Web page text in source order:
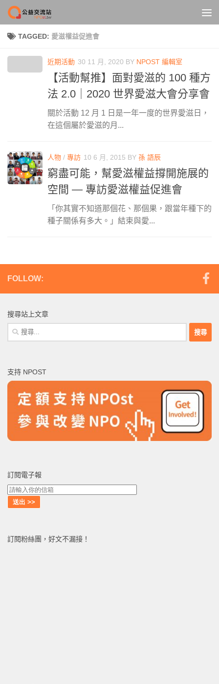
Skip to content
TAGGED: 愛滋權益促進會
近期活動 30 11 月, 2020 BY NPOST 編輯室
【活動幫推】面對愛滋的 100 種方
法 2.0｜2020 世界愛滋大會分享會
關於活動 12 月 1 日是一年一度的世界愛滋日，
在這個屬於愛滋的月...
人物 / 專訪 10 6 月, 2015 BY 孫 語辰
窮盡可能，幫愛滋權益撐開施展的
空間 — 專訪愛滋權益促進會
「你其實不知道那個花、那個果，跟當年種下的
種子關係有多大。」結束與愛...
FOLLOW:
搜尋站上文章
搜
尋
字:
支持 NPOST
訂閱電子報
訂閱粉絲團，好文不漏接！